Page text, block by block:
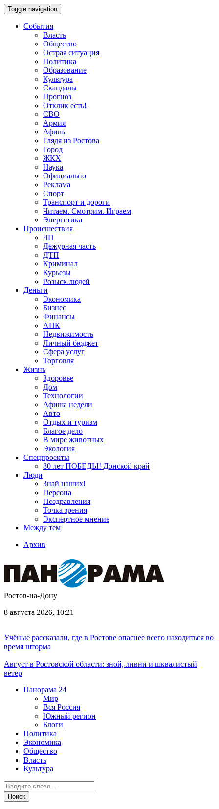
Toggle navigation
События
Власть
Общество
Острая ситуация
Политика
Образование
Культура
Скандалы
Прогноз
Отклик есть!
СВО
Армия
Афиша
Глядя из Ростова
Город
ЖКХ
Наука
Официально
Реклама
Спорт
Транспорт и дороги
Читаем. Смотрим. Играем
Энергетика
Происшествия
ЧП
Дежурная часть
ДТП
Криминал
Курьезы
Розыск людей
Деньги
Экономика
Бизнес
Финансы
АПК
Недвижимость
Личный бюджет
Сфера услуг
Торговля
Жизнь
Здоровье
Дом
Технологии
Афиша недели
Авто
Отдых и туризм
Благое дело
В мире животных
Экология
Спецпроекты
80 лет ПОБЕДЫ! Донской край
Люди
Знай наших!
Персона
Поздравления
Точка зрения
Экспертное мнение
Между тем
Архив
Ростов-на-Дону
8 августа 2026, 10:21
Учёные рассказали, где в Ростове опаснее всего находиться во
время шторма
Август в Ростовской области: зной, ливни и шквалистый
ветер
Панорама 24
Мир
Вся Россия
Южный регион
Блоги
Политика
Экономика
Общество
Власть
Культура